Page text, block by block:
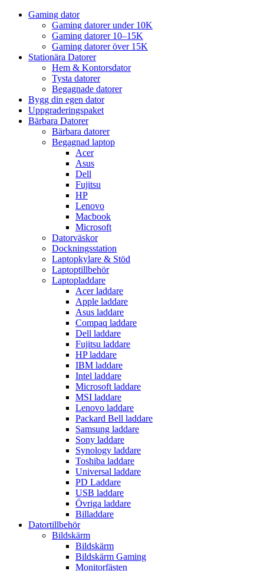
Gaming dator
Gaming datorer under 10K
Gaming datorer 10–15K
Gaming datorer över 15K
Stationära Datorer
Hem & Kontorsdator
Tysta datorer
Begagnade datorer
Bygg din egen dator
Uppgraderingspaket
Bärbara Datorer
Bärbara datorer
Begagnad laptop
Acer
Asus
Dell
Fujitsu
HP
Lenovo
Macbook
Microsoft
Datorväskor
Dockningsstation
Laptopkylare & Stöd
Laptoptillbehör
Laptopladdare
Acer laddare
Apple laddare
Asus laddare
Compaq laddare
Dell laddare
Fujitsu laddare
HP laddare
IBM laddare
Intel laddare
Microsoft laddare
MSI laddare
Lenovo laddare
Packard Bell laddare
Samsung laddare
Sony laddare
Synology laddare
Toshiba laddare
Universal laddare
PD Laddare
USB laddare
Övriga laddare
Billaddare
Datortillbehör
Bildskärm
Bildskärm
Bildskärm Gaming
Monitorfästen